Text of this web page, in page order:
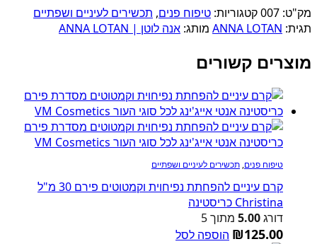
מק"ט: 007קטגוריות: טיפוח פנים, תכשירים לעיניים ושפתיים
תגית: ANNA LOTAN מותג: אנה לוטן | ANNA LOTAN
מוצרים קשורים
טיפוח פנים, תכשירים לעיניים ושפתיים
קרם עיניים להפחתת נפיחוית וקמטוטים פירם 30 מ"ל
Christina כריסטינה
דורג5.00 מתוך 5
₪125.00 הוספה לסל